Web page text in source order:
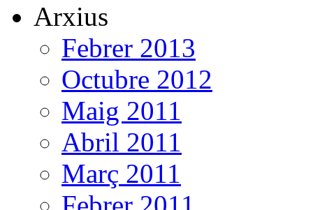
Arxius
Febrer 2013
Octubre 2012
Maig 2011
Abril 2011
Març 2011